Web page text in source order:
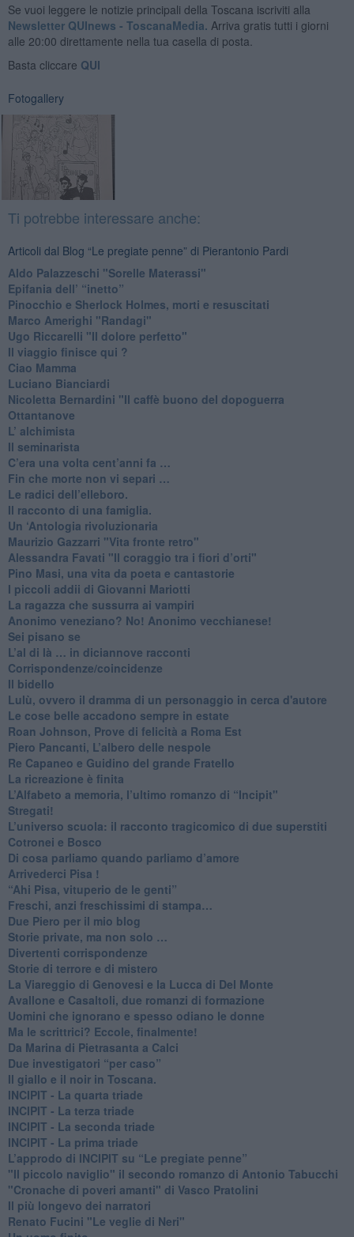
Se vuoi leggere le notizie principali della Toscana iscriviti alla
Newsletter QUInews - ToscanaMedia. Arriva gratis tutti i giorni
alle 20:00 direttamente nella tua casella di posta.
Basta cliccare QUI
Fotogallery
Ti potrebbe interessare anche:
Articoli dal Blog “Le pregiate penne” di Pierantonio Pardi
​Aldo Palazzeschi "Sorelle Materassi"
​Epifania dell’ “inetto”
Pinocchio e Sherlock Holmes, morti e resuscitati
​Marco Amerighi "Randagi"
Ugo Riccarelli "Il dolore perfetto"
​Il viaggio finisce qui ?
​Ciao Mamma
​Luciano Bianciardi
​Nicoletta Bernardini "Il caffè buono del dopoguerra
​Ottantanove
​L’ alchimista
Il seminarista
​C’era una volta cent’anni fa …
​Fin che morte non vi separi …
​Le radici dell’elleboro.
​Il racconto di una famiglia.
Un ‘Antologia rivoluzionaria
​Maurizio Gazzarri "Vita fronte retro"
​Alessandra Favati "Il coraggio tra i fiori d’orti"
​Pino Masi, una vita da poeta e cantastorie
​I piccoli addii di Giovanni Mariotti
​La ragazza che sussurra ai vampiri
​Anonimo veneziano? No! Anonimo vecchianese!
​Sei pisano se
​L’al di là … in diciannove racconti
Corrispondenze/coincidenze
Il bidello
Lulù, ovvero il dramma di un personaggio in cerca d'autore
Le cose belle accadono sempre in estate
Roan Johnson, Prove di felicità a Roma Est
Piero Pancanti, L’albero delle nespole
Re Capaneo e Guidino del grande Fratello
La ricreazione è finita
​L’Alfabeto a memoria, l’ultimo romanzo di “Incipit"
​Stregati!
L’universo scuola: il racconto tragicomico di due superstiti
Cotronei e Bosco
Di cosa parliamo quando parliamo d’amore
Arrivederci Pisa !
​“Ahi Pisa, vituperio de le genti”
Freschi, anzi freschissimi di stampa…
​Due Piero per il mio blog
​Storie private, ma non solo …
Divertenti corrispondenze
Storie di terrore e di mistero
La Viareggio di Genovesi e la Lucca di Del Monte
Avallone e Casaltoli, due romanzi di formazione
​Uomini che ignorano e spesso odiano le donne
Ma le scrittrici? Eccole, finalmente!
Da Marina di Pietrasanta a Calci
​Due investigatori “per caso”
​Il giallo e il noir in Toscana.
INCIPIT - La quarta triade
INCIPIT - La terza triade
INCIPIT - La seconda triade
INCIPIT - La prima triade
L’approdo di INCIPIT su “Le pregiate penne”
​"Il piccolo naviglio" il secondo romanzo di Antonio Tabucchi
​"Cronache di poveri amanti" di Vasco Pratolini
​Il più longevo dei narratori
Renato Fucini "Le veglie di Neri"